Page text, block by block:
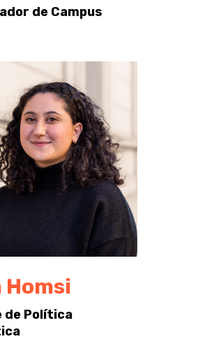
de Campus
Homsi
de Política